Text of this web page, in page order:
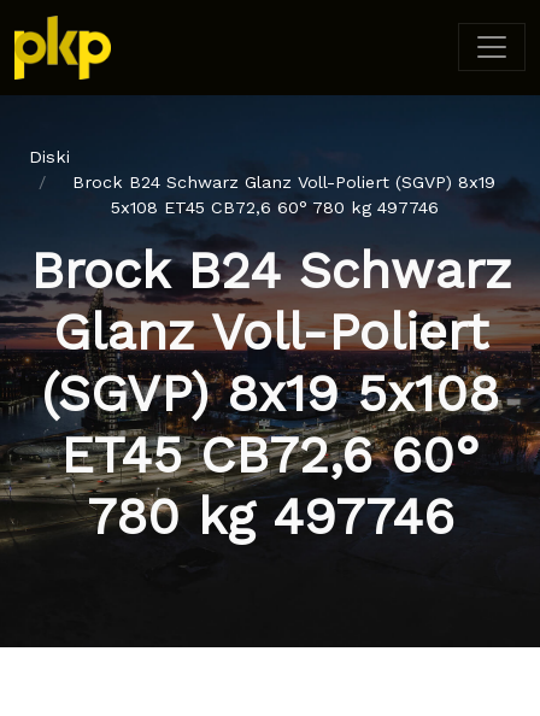
Diski
Brock B24 Schwarz Glanz Voll-Poliert (SGVP) 8x19
5x108 ET45 CB72,6 60° 780 kg 497746
Brock B24 Schwarz
Glanz Voll-Poliert
(SGVP) 8x19 5x108
ET45 CB72,6 60°
780 kg 497746